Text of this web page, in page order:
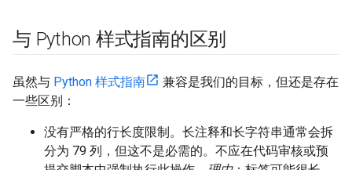
与 Python 样式指南的区别
虽然与 Python 样式指南
兼容是我们的目标，但还是存在
一些区别：
没有严格的行长度限制。长注释和长字符串通常会拆
分为 79 列，但这不是必需的。不应在代码审核或预